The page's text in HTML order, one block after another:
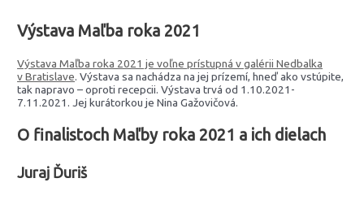
Výstava Maľba roka 2021
Výstava Maľba roka 2021 je voľne prístupná v galérii Nedbalka
v Bratislave. Výstava sa nachádza na jej prízemí, hneď ako vstúpite,
tak napravo – oproti recepcii. Výstava trvá od 1.10.2021-
7.11.2021. Jej kurátorkou je Nina Gažovičová.
O finalistoch Maľby roka 2021 a ich dielach
Juraj Ďuriš